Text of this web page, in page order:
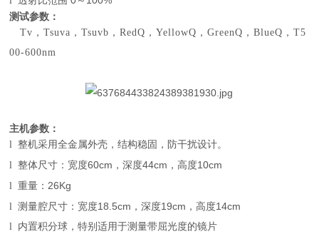
测试参数：
Tv ，Tsuva ，Tsuvb ，RedQ ，YellowQ ，GreenQ ，BlueQ ，T5
00-600nm
主机参数：
l 整机采用全金属外壳，结构稳固，防干扰设计。
l 整体尺寸：宽度60cm ，深度44cm ，高度10cm
l 重量：26Kg
l 测量腔尺寸：宽度18.5cm ，深度19cm ，高度14cm
l 内置积分球，特别适用于测量带屈光度的镜片